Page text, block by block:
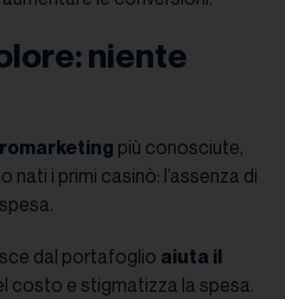
niente
più conosciute,
nati i primi casinò: l’assenza di
dal portafoglio aiuta il
costo e stigmatizza la spesa.